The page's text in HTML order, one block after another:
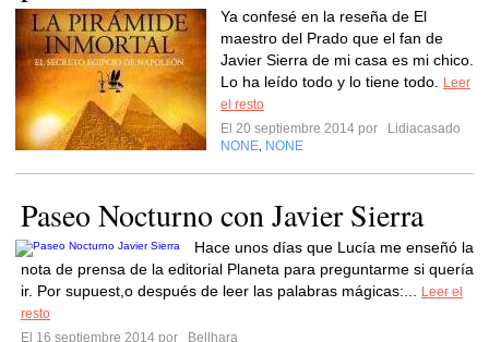
Ya confesé en la reseña de El
maestro del Prado que el fan de
Javier Sierra de mi casa es mi chico.
Lo ha leído todo y lo tiene todo.
Leer
el resto
El 20 septiembre 2014 por
Lidiacasado
NONE NONE
Paseo Nocturno con Javier Sierra
Hace unos días que Lucía me enseñó la
nota de prensa de la editorial Planeta para preguntarme si quería
ir. Por supuest,o después de leer las palabras mágicas:...
Leer el
resto
El 16 septiembre 2014 por
Bellhara